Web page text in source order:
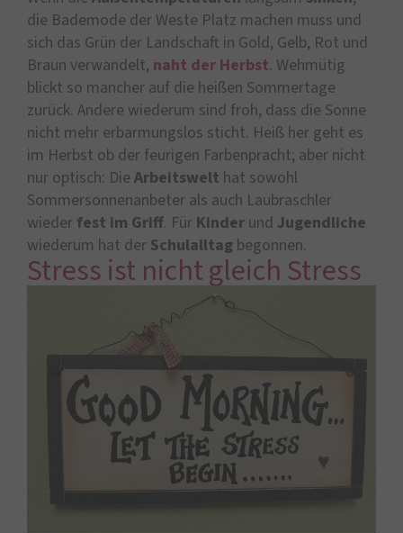
die Bademode der Weste Platz machen muss und
sich das Grün der Landschaft in Gold, Gelb, Rot und
Braun verwandelt, naht der Herbst. Wehmütig
blickt so mancher auf die heißen Sommertage
zurück. Andere wiederum sind froh, dass die Sonne
nicht mehr erbarmungslos sticht. Heiß her geht es
im Herbst ob der feurigen Farbenpracht; aber nicht
nur optisch: Die Arbeitswelt hat sowohl
Sommersonnenanbeter als auch Laubraschler
wieder fest im Griff. Für Kinder und Jugendliche
wiederum hat der Schulalltag begonnen.
Stress ist nicht gleich Stress